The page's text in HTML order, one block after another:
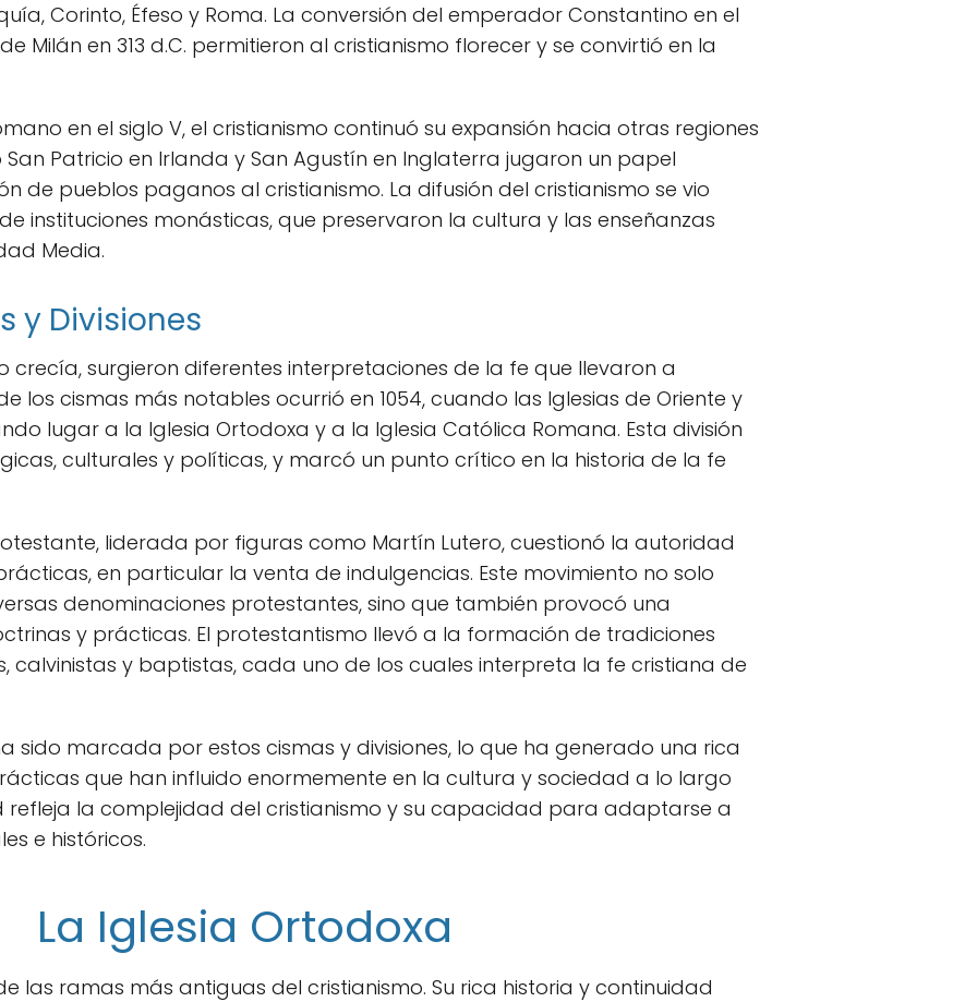
Corinto, Éfeso y Roma. La conversión del emperador Constantino en el
Milán en 313 d.C. permitieron al cristianismo florecer y se convirtió en la
en el siglo V, el cristianismo continuó su expansión hacia otras regiones
San Patricio en Irlanda y San Agustín en Inglaterra jugaron un papel
de pueblos paganos al cristianismo. La difusión del cristianismo se vio
instituciones monásticas, que preservaron la cultura y las enseñanzas
Media.
y Divisiones
crecía, surgieron diferentes interpretaciones de la fe que llevaron a
los cismas más notables ocurrió en 1054, cuando las Iglesias de Oriente y
lugar a la Iglesia Ortodoxa y a la Iglesia Católica Romana. Esta división
culturales y políticas, y marcó un punto crítico en la historia de la fe
liderada por figuras como Martín Lutero, cuestionó la autoridad
en particular la venta de indulgencias. Este movimiento no solo
denominaciones protestantes, sino que también provocó una
y prácticas. El protestantismo llevó a la formación de tradiciones
calvinistas y baptistas, cada uno de los cuales interpreta la fe cristiana de
sido marcada por estos cismas y divisiones, lo que ha generado una rica
que han influido enormemente en la cultura y sociedad a lo largo
refleja la complejidad del cristianismo y su capacidad para adaptarse a
e históricos.
La Iglesia Ortodoxa
las ramas más antiguas del cristianismo. Su rica historia y continuidad